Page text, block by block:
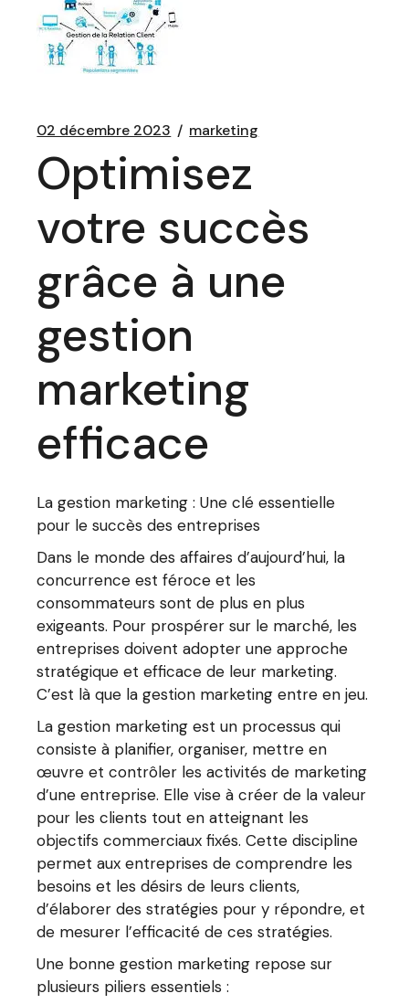
02 décembre 2023 marketing
Optimisez
votre succès
grâce à une
gestion
marketing
efficace
La gestion marketing : Une clé essentielle
pour le succès des entreprises
Dans le monde des affaires d’aujourd’hui, la
concurrence est féroce et les
consommateurs sont de plus en plus
exigeants. Pour prospérer sur le marché, les
entreprises doivent adopter une approche
stratégique et efficace de leur marketing.
C’est là que la gestion marketing entre en jeu.
La gestion marketing est un processus qui
consiste à planifier, organiser, mettre en
œuvre et contrôler les activités de marketing
d’une entreprise. Elle vise à créer de la valeur
pour les clients tout en atteignant les
objectifs commerciaux fixés. Cette discipline
permet aux entreprises de comprendre les
besoins et les désirs de leurs clients,
d’élaborer des stratégies pour y répondre, et
de mesurer l’efficacité de ces stratégies.
Une bonne gestion marketing repose sur
plusieurs piliers essentiels :